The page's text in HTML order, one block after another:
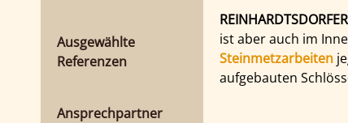
Ausgewählte
Referenzen
Ansprechpartner
ist aber auch im
Steinmetzarbeiten
aufgebauten